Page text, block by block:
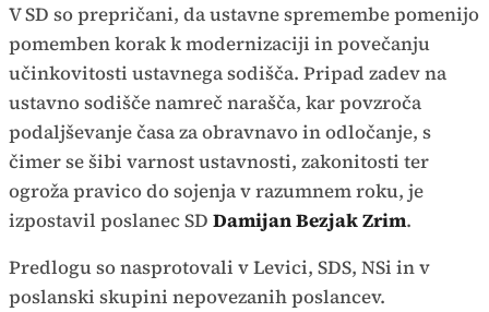
V SD so prepričani, da ustavne spremembe pomenijo
pomemben korak k modernizaciji in povečanju
učinkovitosti ustavnega sodišča. Pripad zadev na
ustavno sodišče namreč narašča, kar povzroča
podaljševanje časa za obravnavo in odločanje, s
čimer se šibi varnost ustavnosti, zakonitosti ter
ogroža pravico do sojenja v razumnem roku, je
izpostavil poslanec SD Damijan Bezjak Zrim.
Predlogu so nasprotovali v Levici, SDS, NSi in v
poslanski skupini nepovezanih poslancev.